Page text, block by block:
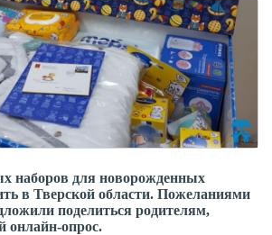
наборов для новорожденных
в Тверской области. Пожеланиями
поделиться родителям,
онлайн-опрос.